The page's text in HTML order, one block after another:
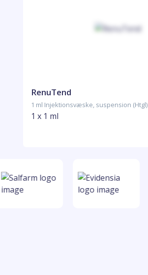
RenuTend
1 ml Injektionsvæske, suspension (Htgl)
1 x 1 ml